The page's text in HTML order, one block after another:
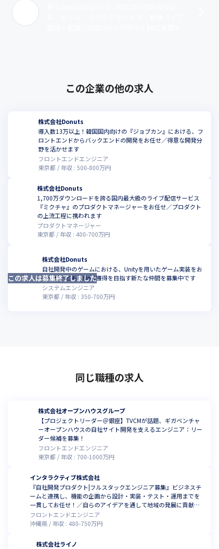
この企業の他の求人
株式会社Donuts
導入数13万以上！韓国国内向けの『ジョブカン』における、フ
ロントエンドからバックエンドの開発をお任せ／得意な開発分
野を活かせます
フロントエンドエンジニア
東京都
年収 :500-800万円
株式会社Donuts
1,700万ダウンロードを誇る国内最大級のライブ配信サービス
『ミクチャ』のプロダクトマネージャーをお任せ／プロダクト
の上流工程に携われます
プロダクトマネージャー
東京都
年収 : 400-700万円
株式会社Donuts
自社開発中のゲームにおける、Unityを用いたゲーム実装をお
まかせ／ともにNo.1獲得を目指す新たな仲間を募集中です
システムエンジニア
東京都
年収 : 350-700万円
この求人は募集終了しました
同じ職種の求人
株式会社オープンハウスグループ
【プロジェクトリーダー＠銀座】TVCMが話題、ギガベンチャ
ーオープンハウスの自社サイト開発を支えるエンジニア：リー
ダー候補を募集！
フロントエンドエンジニア
東京都
年収 : 700-1000万円
インタラクティブ株式会社
『自社開発プロダクト|フルスタックエンジニア募集』ビジネスチ
ームと連携し、機能の企画から設計・実装・テスト・運用までを
一貫してお任せ！／自らのアイデアを通して地域の発展に貢献し
ませんか？(フルリモート可)
フロントエンドエンジニア
沖縄県
年収 : 480-750万円
株式会社ライノ